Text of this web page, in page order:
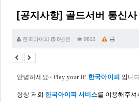
[공지사항] 골드서버 통신
한국아이피 6년전 9812
안녕하세요~ Play your IP. 한국아이피 입니
항상 저희 한국아이피 서비스를 이용해주